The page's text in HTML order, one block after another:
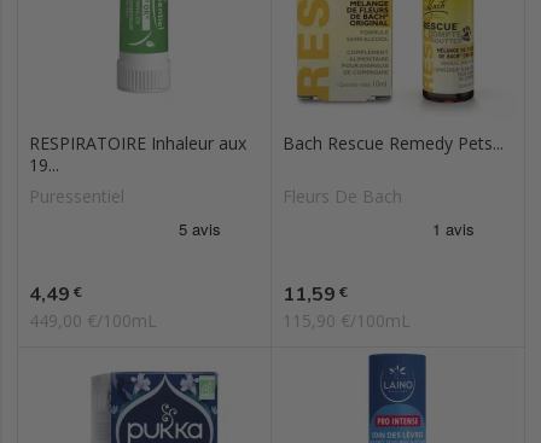
RESPIRATOIRE Inhaleur aux
19...
Puressentiel
Prix
4,49 €
449,00 €/100mL
Bach Rescue Remedy Pets...
Fleurs De Bach
Prix
11,59 €
115,90 €/100mL